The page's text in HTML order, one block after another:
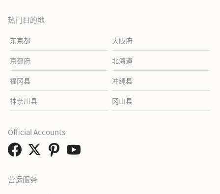
热门目的地
东京都 大阪府
京都府 北海道
福冈县 冲绳县
神奈川县 冈山县
营运服务
Official Accounts